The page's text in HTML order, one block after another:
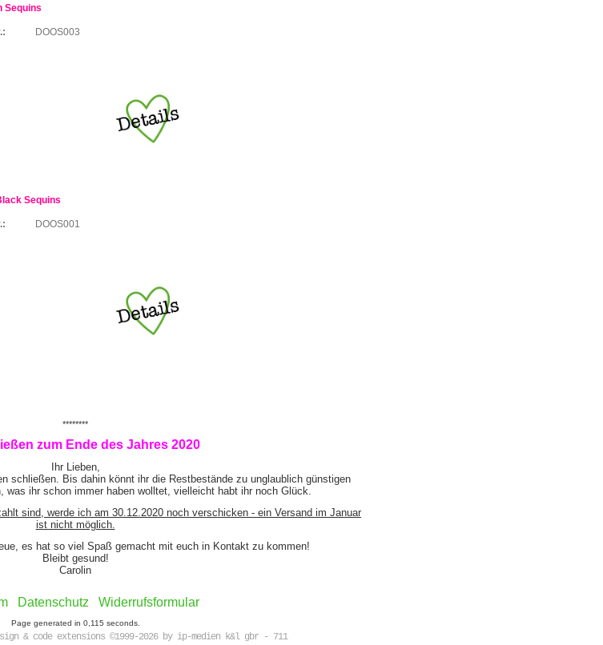
Sequins
DOOS003
Sequins
DOOS001
********
zum Ende des Jahres 2020
Ihr Lieben,
schließen. Bis dahin könnt ihr die Restbestände zu unglaublich günstigen
was ihr schon immer haben wolltet, vielleicht habt ihr noch Glück.
sind, werde ich am 30.12.2020 noch verschicken - ein Versand im Januar
ist nicht möglich.
es hat so viel Spaß gemacht mit euch in Kontakt zu kommen!
Bleibt gesund!
Carolin
Datenschutz Widerrufsformular
Page generated in 0,115 seconds.
& code extensions ©1999-2026 by ip-medien k&l gbr - 711